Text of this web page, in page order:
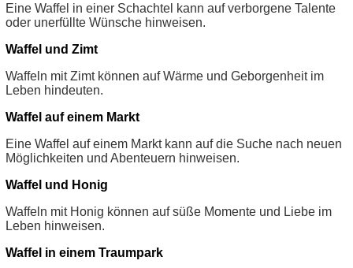
Eine Waffel in einer Schachtel kann auf verborgene Talente
oder unerfüllte Wünsche hinweisen.
Waffel und Zimt
Waffeln mit Zimt können auf Wärme und Geborgenheit im
Leben hindeuten.
Waffel auf einem Markt
Eine Waffel auf einem Markt kann auf die Suche nach neuen
Möglichkeiten und Abenteuern hinweisen.
Waffel und Honig
Waffeln mit Honig können auf süße Momente und Liebe im
Leben hinweisen.
Waffel in einem Traumpark